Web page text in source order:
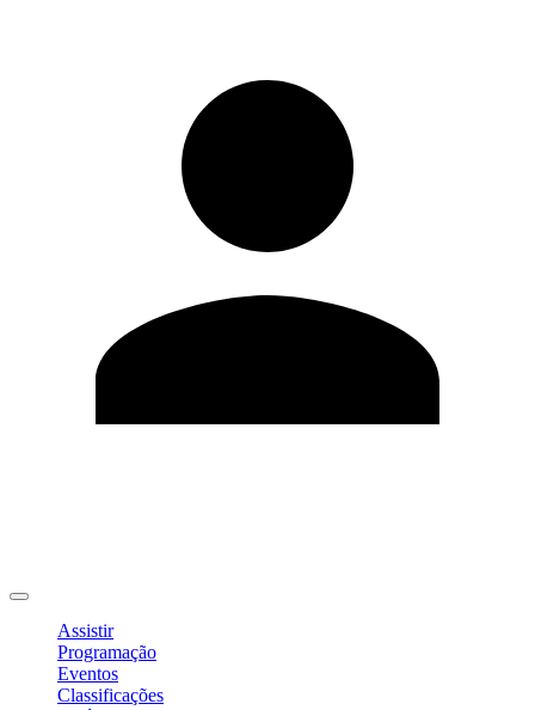
Assistir
Programação
Eventos
Classificações